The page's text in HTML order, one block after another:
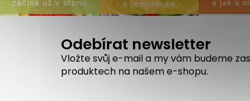
Odebírat newsletter
Vložte svůj e-mail a my vám budeme
produktech na našem e-shopu.